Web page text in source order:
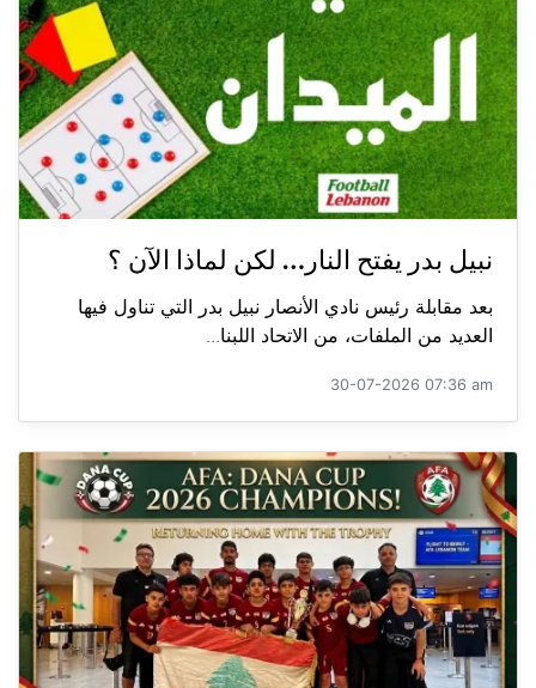
نبيل بدر يفتح النار… لكن لماذا الآن ؟
بعد مقابلة رئيس نادي الأنصار نبيل بدر التي تناول فيها
العديد من الملفات، من الاتحاد اللبنا...
30-07-2026 07:36 am